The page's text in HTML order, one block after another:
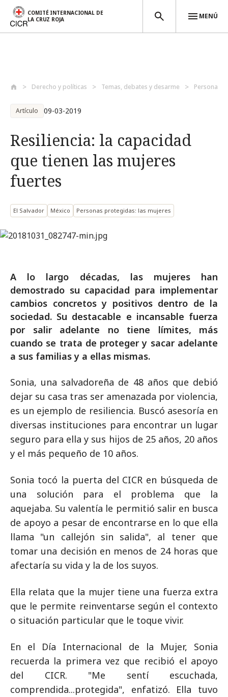
COMITÉ INTERNACIONAL DE
LA CRUZ ROJA
MENÚ
Derecho y políticas Temas, debates y desarme Personas
Artículo 09-03-2019
Resiliencia: la capacidad
que tienen las mujeres
fuertes
El Salvador México Personas protegidas: las mujeres
A lo largo décadas, las mujeres han
demostrado su capacidad para implementar
cambios concretos y positivos dentro de la
sociedad. Su destacable e incansable fuerza
por salir adelante no tiene límites, más
cuando se trata de proteger y sacar adelante
a sus familias y a ellas mismas.
Sonia, una salvadoreña de 48 años que debió
dejar su casa tras ser amenazada por violencia,
es un ejemplo de resiliencia. Buscó asesoría en
diversas instituciones para encontrar un lugar
seguro para ella y sus hijos de 25 años, 20 años
y el más pequeño de 10 años.
Sonia tocó la puerta del CICR en búsqueda de
una solución para el problema que la
aquejaba. Su valentía le permitió salir en busca
de apoyo a pesar de encontrarse en lo que ella
llama "un callejón sin salida", al tener que
tomar una decisión en menos de 24 horas que
afectaría su vida y la de los suyos.
Ella relata que la mujer tiene una fuerza extra
que le permite reinventarse según el contexto
o situación particular que le toque vivir.
En el Día Internacional de la Mujer, Sonia
recuerda la primera vez que recibió el apoyo
del CICR. "Me sentí escuchada,
comprendida...protegida", enfatizó. Ella tuvo